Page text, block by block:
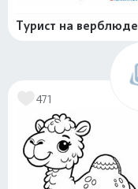
Турист на верблюде
471